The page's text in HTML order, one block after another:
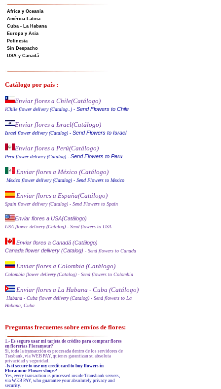
Africa y Oceanía
América Latina
Cuba - La Habana
Europa y Asia
Polinesia
Sin Despacho
USA y Canadá
Catálogo por país :
Enviar flores a Chile(Catálogo)
IChile flower delivery (Catalog..) - Send Flowers to Chile
Enviar flores a Israel(Catálogo)
Israel flower delivery (Catalog) - Send Flowers to Israel
Enviar flores a Perú(Catálogo)
Peru flower delivery (Catalog) - Send Flowers to Peru
Enviar flores a México (Catálogo)
Mexico flower delivery (Catalog) - Send Flowers to Mexico
Enviar flores a España(Catálogo)
Spain flower delivery (Catalog) - Send Flowers to Spain
Enviar flores a USA(Catálogo)
USA flower delivery (Catalog) - Send flowers to USA
Enviar flores a Canadá (Catálogo)
Canada flower delivery (Catalog) - Send flowers to Canada
Enviar flores a Colombia (Catálogo)
Colombia flower delivery (Catalog) - Send flowers to Colombia
Enviar flores a La Habana - Cuba (Catálogo)
Habana - Cuba flower delivery (Catalog) - Send flowers to La
Habana, Cuba
Preguntas frecuentes sobre envíos de flores:
1.- Es seguro usar mi tarjeta de crédito para comprar flores
en florerías Floramour?
Sí, toda la transacción es procesada dentro de los servidores de
Trasbank, vía WEB PAY, quienes garantizan su absoluta
privacidad y seguridad.
-Is it secure to use my credit card to buy flowers in
Floramour Flower shops?
Yes, every transaction is processed inside Transbank servers,
via WEB PAY, who guarantee your absolutely privacy and
security.